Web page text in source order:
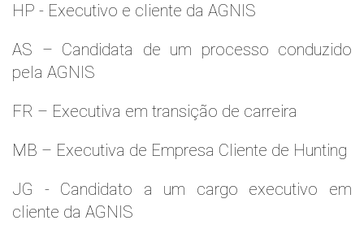
HP - Executivo e cliente da AGNIS
AS – Candidata de um processo conduzido
pela AGNIS
FR – Executiva em transição de carreira
MB – Executiva de Empresa Cliente de Hunting
JG - Candidato a um cargo executivo em
cliente da AGNIS